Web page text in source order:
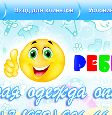
Вход для клиентов